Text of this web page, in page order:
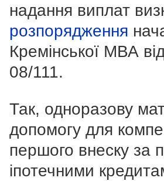
надання виплат
розпорядження
Кремінської МВА
08/111.
Так, одноразову
допомогу для
першого внеску за
іпотечними